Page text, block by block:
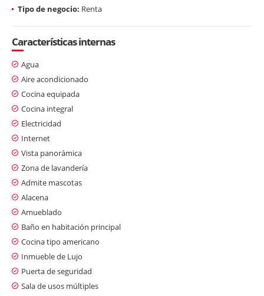
Tipo de negocio: Renta
Características internas
Agua
Aire acondicionado
Cocina equipada
Cocina integral
Electricidad
Internet
Vista panorámica
Zona de lavandería
Admite mascotas
Alacena
Amueblado
Baño en habitación principal
Cocina tipo americano
Inmueble de Lujo
Puerta de seguridad
Sala de usos múltiples